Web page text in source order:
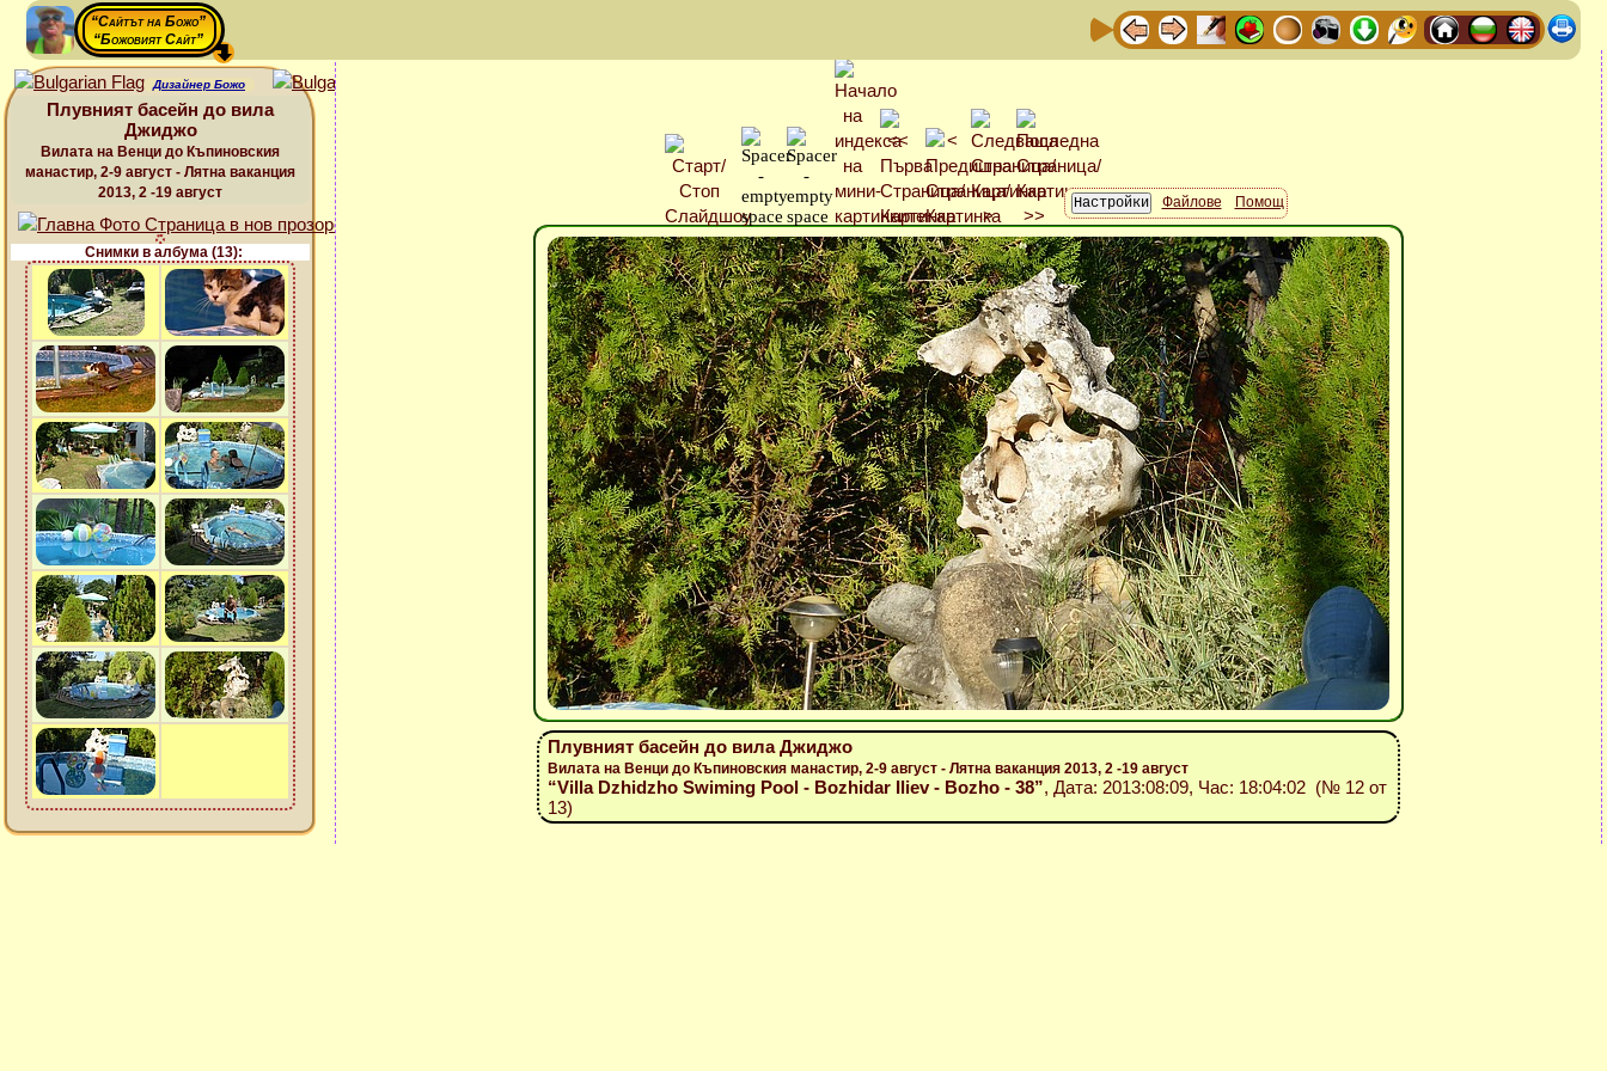
“Сайтът на Божо”
“Божовият Сайт”
Дизайнер Божо
Плувният басейн до вила
Джиджо
Вилата на Венци до Къпиновския
манастир, 2-9 август - Лятна ваканция
2013, 2 -19 август
Снимки в албума (13):
Файлове Помощ
Плувният басейн до вила Джиджо
Вилата на Венци до Къпиновския манастир, 2-9 август - Лятна ваканция 2013, 2 -19 август
“Villa Dzhidzho Swiming Pool - Bozhidar Iliev - Bozho - 38”, Дата: 2013:08:09, Час: 18:04:02 (№ 12 от
13)